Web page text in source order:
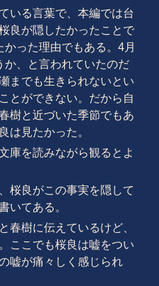
いる言葉で、本編では台
良が隠したかったことで
った理由でもある。4月
か、と言われていたのだ
までも生きられないとい
とができない。だから自
樹と近づいた季節でもあ
は見たかった。
庫を読みながら観るとよ
桜良がこの事実を隠して
いてある。
春樹に伝えているけど、
ここでも桜良は嘘をつい
嘘が痛々しく感じられ